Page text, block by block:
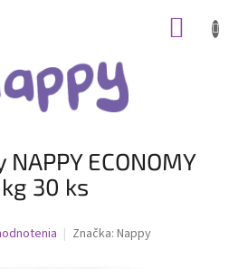
ECONOMY
​​30 ks
Značka: Nappy